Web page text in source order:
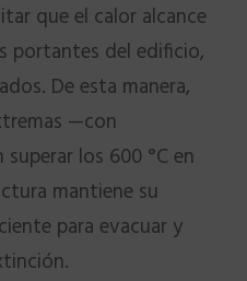
que el calor alcance
portantes del edificio,
De esta manera,
—con
los 600 °C en
mantiene su
para evacuar y